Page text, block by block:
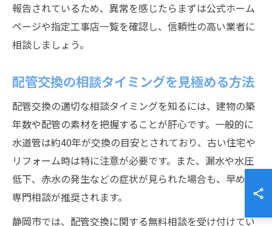
報告されているため、異常を感じたらまずは公式ホーム
ページや指定工事店一覧を確認し、信頼性の高い業者に
相談しましょう。
配管交換の相談タイミングを見極める方法
配管交換の適切な相談タイミングを知るには、建物の築
年数や配管の素材を把握することが肝心です。一般的に
水道管は約40年が交換の目安とされており、古い住宅や
リフォーム時は特に注意が必要です。また、漏水や水圧
低下、赤水の発生などの症状が見られた場合も、早めの
専門相談が推奨されます。
静岡市では、配管交換に関する無料相談を受け付けてい